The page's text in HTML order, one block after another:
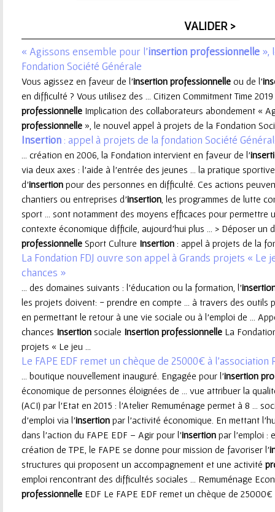
r
r
e
u
r
« Agissons ensemble pour l’insertion professionnelle »,
Fondation Société Générale
Vous agissez en faveur de l’insertion professionnelle ou de l’
en difficulté ? Vous utilisez des ... Citizen Commitment Time
professionnelle Implication des collaborateurs abondement «
professionnelle », le nouvel appel à projets de la Fondation
Insertion: appel à projets de la fondation Société
... création en 2006, la Fondation intervient en faveur de l’
via deux axes : l’aide à l’entrée des jeunes ... la pratique
d’insertion pour des personnes en difficulté. Ces actions
chantiers ou entreprises d’insertion , les programmes de lutte
sport ... sont notamment des moyens efficaces pour permettre
contexte économique difficile, aujourd'hui plus ... > Déposer
professionnelle Sport Culture Insertion : appel à projets de la
La Fondation FDJ ouvre son appel à Grands projets « Le
chances »
... des domaines suivants : l’éducation ou la formation, l’
les projets doivent: - prendre en compte ... à travers des outils
en permettant le retour à une vie sociale ou à l’emploi de ...
chances Insertion sociale Insertion professionnelle La
projets « Le jeu ...
Le FAPE EDF remet un chèque de 25000€ à l’association
... boutique nouvellement inauguré. Engagée pour l’insertion
économique de personnes éloignées de ... vue attribuer la
(ACI) par l’Etat en 2015 : l’Atelier Remuménage permet à 8 ...
d’emploi via l’insertion par l’activité économique. En mettant
dans l’action du FAPE EDF – Agir pour l’insertion par l’emploi :
création de TPE, le FAPE se donne pour mission de favoriser l’
structures qui proposent un accompagnement et une activité
emploi rencontrant des difficultés sociales ... Remuménage
professionnelle EDF Le FAPE EDF remet un chèque de 25000€